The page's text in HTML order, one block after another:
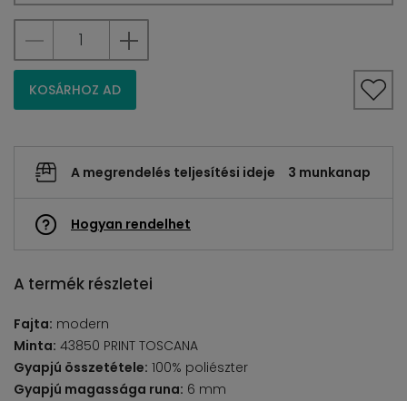
KOSÁRHOZ AD
A megrendelés teljesítési ideje 3 munkanap
Hogyan rendelhet
A termék részletei
Fajta: modern
Minta: 43850 PRINT TOSCANA
Gyapjú összetétele: 100% poliészter
Gyapjú magassága runa: 6 mm